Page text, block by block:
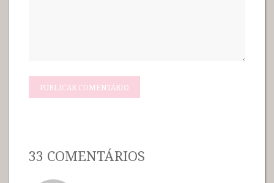
33 COMENTÁRIOS